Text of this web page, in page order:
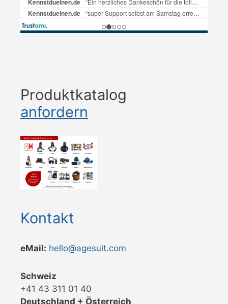
Produktkatalog
anfordern
Kontakt
eMail: hello@agesuit.com
Schweiz
+41 43 311 01 40
Deutschland + Österreich